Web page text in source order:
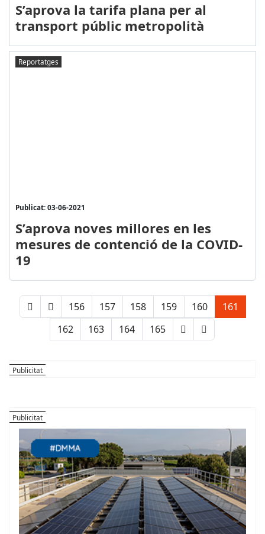
S’aprova la tarifa plana per al
transport públic metropolità
Reportatges
Publicat: 03-06-2021
S’aprova noves millores en les
mesures de contenció de la COVID-
19
156 157 158 159 160
161
162
163 164 165